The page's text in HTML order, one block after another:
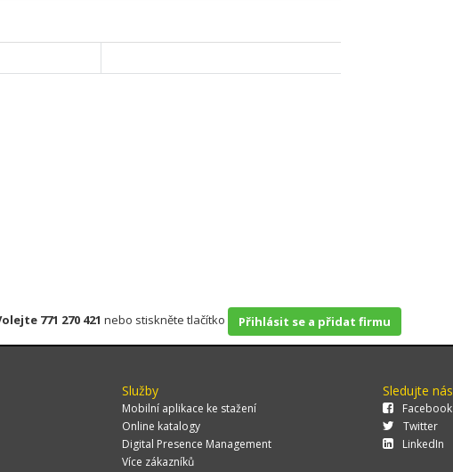
771 270 421 nebo stiskněte tlačítko Přihlásit se a přidat firmu
Služby
Mobilní aplikace ke stažení
Online katalogy
Digital Presence Management
Více zákazníků
Sledujte nás
Facebook
Twitter
LinkedIn